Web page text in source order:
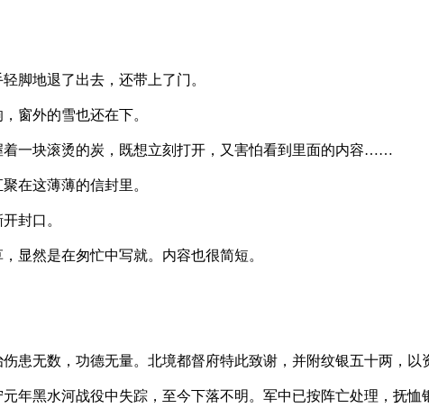
脚地退了出去，还带上了门。
窗外的雪也还在下。
一块滚烫的炭，既想立刻打开，又害怕看到里面的内容……
在这薄薄的信封里。
封口。
显然是在匆忙中写就。内容也很简短。
患无数，功德无量。北境都督府特此致谢，并附纹银五十两，以
年黑水河战役中失踪，至今下落不明。军中已按阵亡处理，抚恤